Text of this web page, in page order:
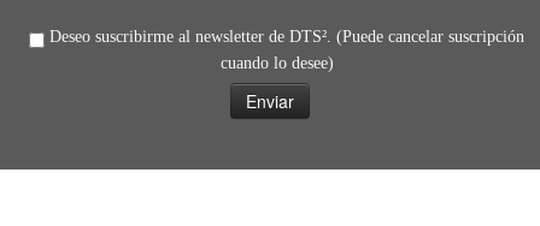
Deseo suscribirme al newsletter de DTS². (Puede cancelar suscripción
cuando lo desee)